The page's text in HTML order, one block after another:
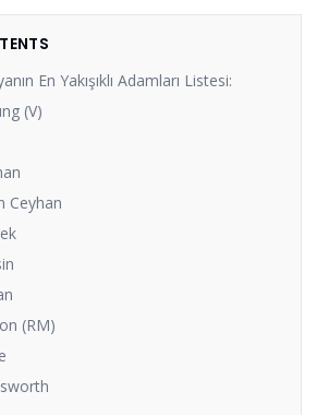
En Yakışıklı Adamları Listesi:
(V)
Ceyhan
(RM)